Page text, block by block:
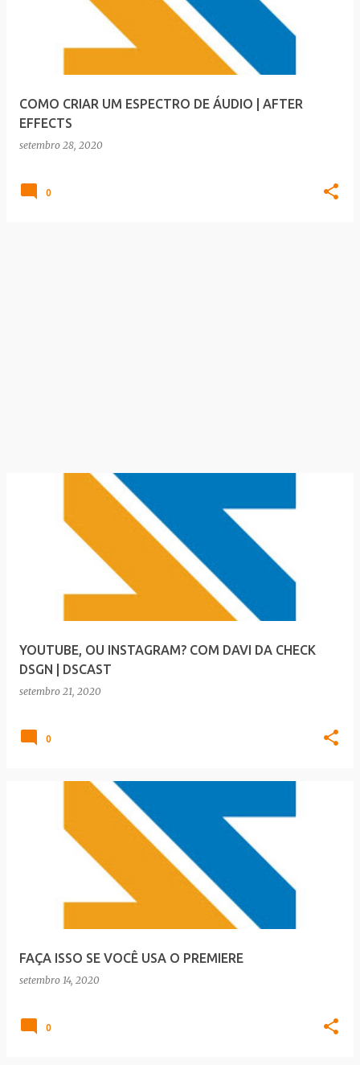
COMO CRIAR UM ESPECTRO DE ÁUDIO | AFTER
EFFECTS
setembro 28, 2020
0
YOUTUBE, OU INSTAGRAM? COM DAVI DA CHECK
DSGN | DSCAST
setembro 21, 2020
0
FAÇA ISSO SE VOCÊ USA O PREMIERE
setembro 14, 2020
0